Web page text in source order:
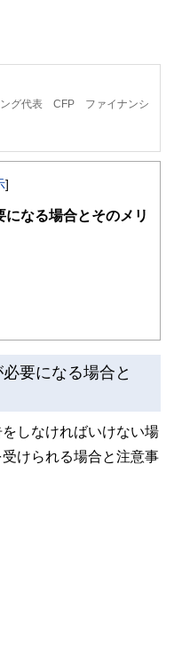
ング代表 CFP ファイナンシ
地本願寺のある下町で育つ。
ティングの代表。
の上位資格であるCFP（日本
、住宅購入、子供の教育費
歳の現役FPが教える60歳か
解」を出版し、好評販売中。
アロー・コンサルティング
。
メーカーに勤務、海外向けプ
今までに訪れた国は35か国を
]
なる場合とそのメリ
要になる場合と
しなければいけない場
けられる場合と注意事